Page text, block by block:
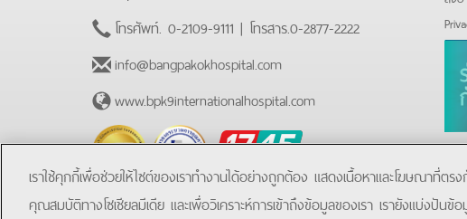
โทรศัพท์. 0-2109-9111 | โทรสาร.0-2877-2222
info@bangpakokhospital.com
www.bpk9internationalhospital.com
BPK
Hotline
เราใช้คุกกี้เพื่อช่วยให้ไซต์ของเราทำงานได้อย่างถูกต้อง แสดงเนื้อหาและโฆษณาที่ตร
คุณสมบัติทางโซเชียลมีเดีย และเพื่อวิเคราะห์การเข้าถึงข้อมูลของเรา เรายังแบ่งปันข้